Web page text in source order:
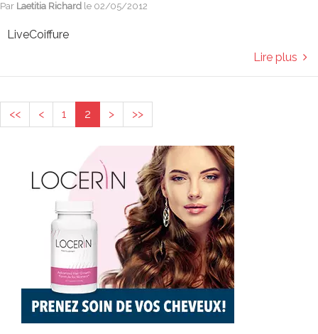
Par Laetitia Richard le 02/05/2012
LiveCoiffure
Lire plus
<< < 1 2 > >>